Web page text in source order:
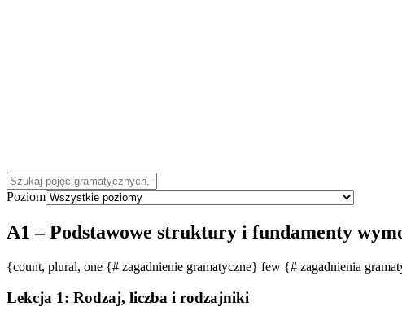
Poziom
A1 –Podstawowe struktury i fundamenty
{count, plural, one {# zagadnienie gramatyczne} few {# zagadnienia
Lekcja 1: Rodzaj, liczba i rodzajniki